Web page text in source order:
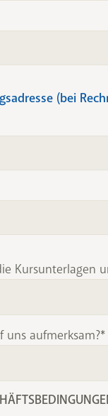
(bei
Kursunterlagen
uns aufmerksam?